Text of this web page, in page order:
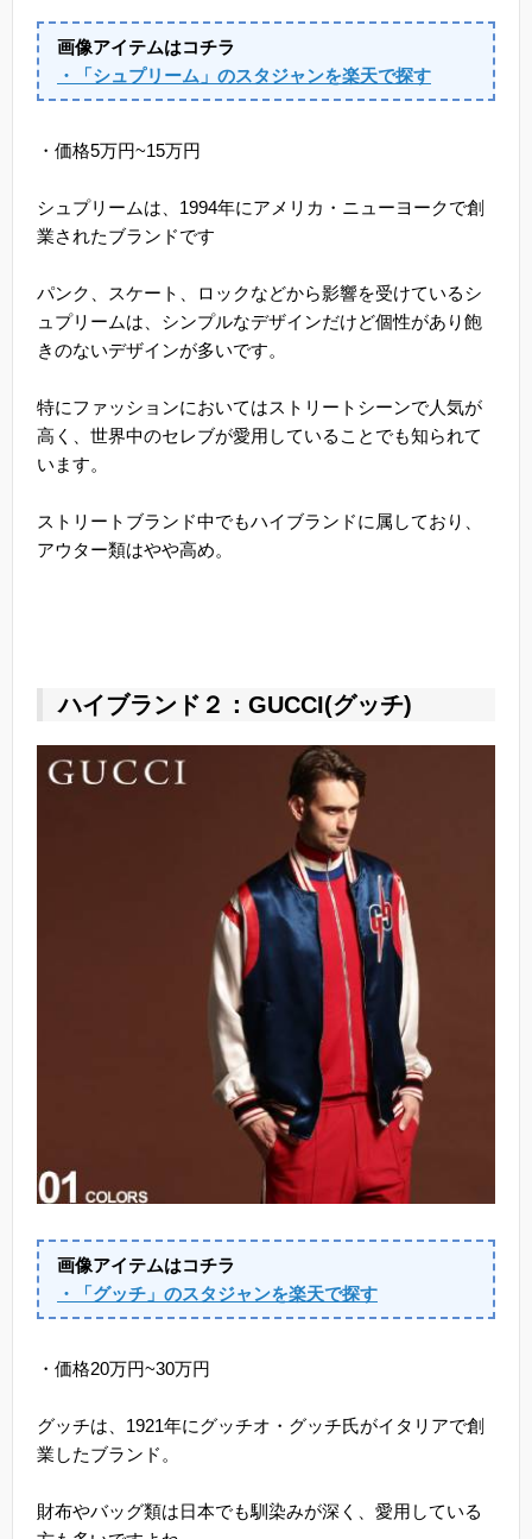
画像アイテムはコチラ
・「シュプリーム」のスタジャンを楽天で探す
・価格5万円~15万円
シュプリームは、1994年にアメリカ・ニューヨークで創
業されたブランドです
パンク、スケート、ロックなどから影響を受けているシ
ュプリームは、シンプルなデザインだけど個性があり飽
きのないデザインが多いです。
特にファッションにおいてはストリートシーンで人気が
高く、世界中のセレブが愛用していることでも知られて
います。
ストリートブランド中でもハイブランドに属しており、
アウター類はやや高め。
ハイブランド２：GUCCI(グッチ)
画像アイテムはコチラ
・「グッチ」のスタジャンを楽天で探す
・価格20万円~30万円
グッチは、1921年にグッチオ・グッチ氏がイタリアで創
業したブランド。
財布やバッグ類は日本でも馴染みが深く、愛用している